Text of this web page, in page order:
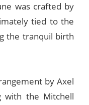
was crafted by
tied to the
the tranquil birth
by Axel
with the Mitchell